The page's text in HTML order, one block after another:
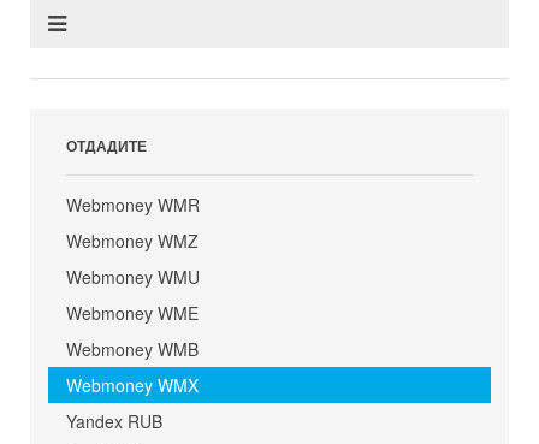
ОТДАДИТЕ
Webmoney WMR
Webmoney WMZ
Webmoney WMU
Webmoney WME
Webmoney WMB
Webmoney WMX
Yandex RUB